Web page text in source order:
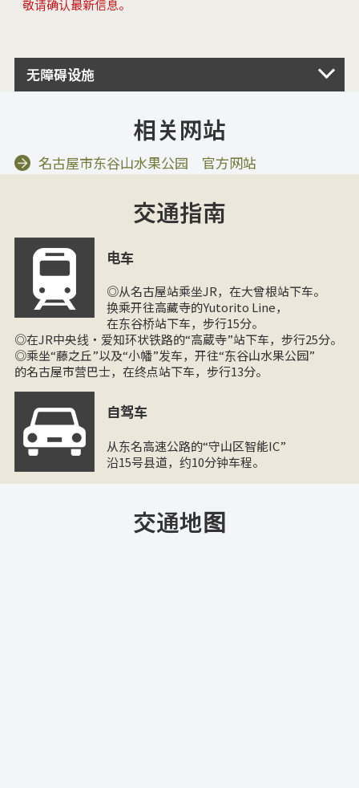
敬请确认最新信息。
无障碍设施
相关网站
名古屋市东谷山水果公园 官方网站
交通指南
电车
◎从名古屋站乘坐JR，在大曾根站下车。
换乘开往高藏寺的Yutorito Line，
在东谷桥站下车，步行15分。
◎在JR中央线・爱知环状铁路的“高蔵寺”站下车，步行25分。
◎乘坐“藤之丘”以及“小幡”发车，开往“东谷山水果公园”
的名古屋市营巴士，在终点站下车，步行13分。
自驾车
从东名高速公路的“守山区智能IC”
沿15号县道，约10分钟车程。
交通地图